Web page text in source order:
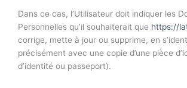
Dans ce cas, l’Utilisateur doit indiquer les
Personnelles qu’il souhaiterait que https://
corrige, mette à jour ou supprime, en
précisément avec une copie d’une pièce
d’identité ou passeport).